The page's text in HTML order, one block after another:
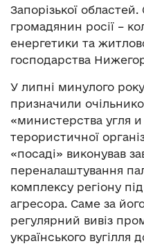
Запорізької
громадянин росії –
енергетики та
господарства
У липні минулого
призначили
«министерства угля
терористичної
«посаді» виконував
переналаштування
комплексу регіону
агресора. Саме за
регулярний вивіз
українського